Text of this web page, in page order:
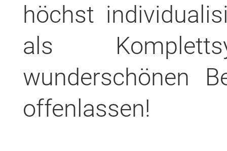
höchst
als
wunderschönen
offenlassen!